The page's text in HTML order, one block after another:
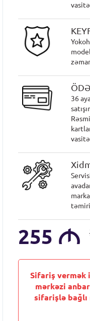
36
255 M
Sifariş vermək
mərkəzi
sifarişlə bağlı